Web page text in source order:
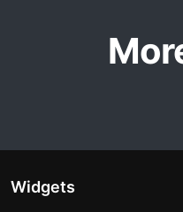
Widgets